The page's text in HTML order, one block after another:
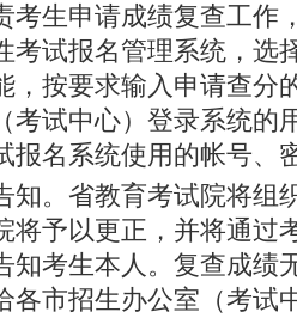
考生申请成绩复查工作
考试报名管理系统，选
，按要求输入申请查分
考试中心）登录系统的
报名系统使用的帐号、
知。省教育考试院将组
将予以更正，并将通过
知考生本人。复查成绩
各市招生办公室（考试